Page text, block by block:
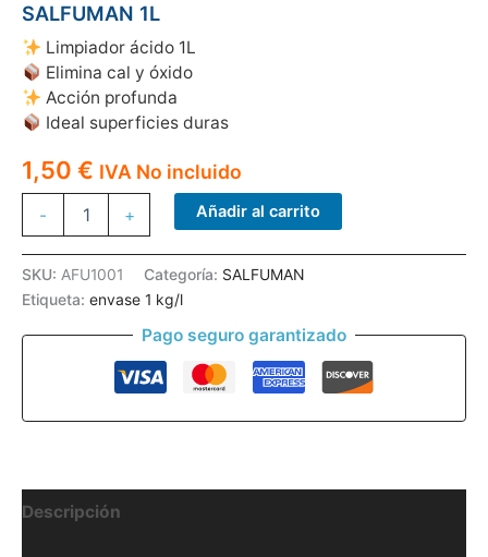
SALFUMAN 1L
Limpiador ácido 1L
Elimina cal y óxido
Acción profunda
Ideal superficies duras
1,50 € IVA No incluido
- + Añadir al carrito
SKU: AFU1001 Categoría: SALFUMAN
Etiqueta: envase 1 kg/l
Pago seguro garantizado
Descripción